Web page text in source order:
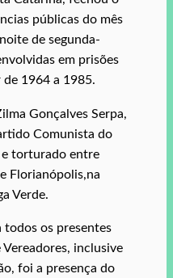
públicas do mês
de segunda-
em prisões
1964 a 1985.
Gonçalves Serpa,
Comunista do
e torturado entre
Florianópolis,na
Verde.
os presentes
inclusive
foi a presença do